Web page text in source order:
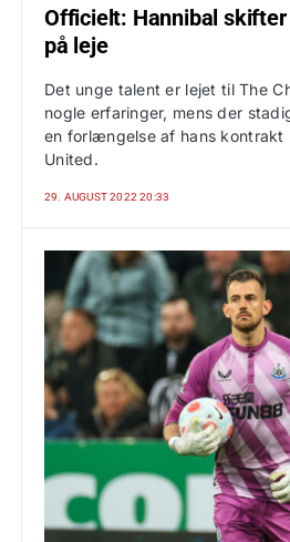
Officielt: Hannibal
på leje
Det unge talent er lejet til The
nogle erfaringer, mens der
en forlængelse af hans kontrakt
United.
29. AUGUST 2022 20:33